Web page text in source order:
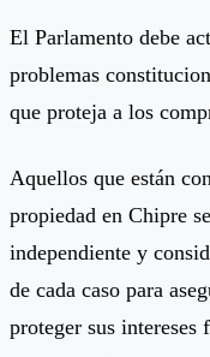
El Parlamento debe
problemas
que proteja a los
Aquellos que están
propiedad en Chipre
independiente y
de cada caso para
proteger sus intereses